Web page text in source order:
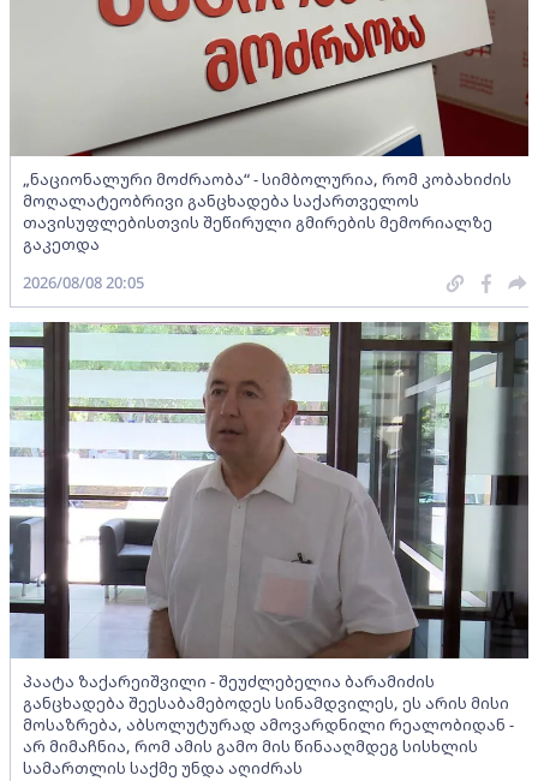
„ნაციონალური მოძრაობა“ - სიმბოლურია, რომ კობახიძის
მოღალატეობრივი განცხადება საქართველოს
თავისუფლებისთვის შეწირული გმირების მემორიალზე
გაკეთდა
2026/08/08 20:05
პაატა ზაქარეიშვილი - შეუძლებელია ბარამიძის
განცხადება შეესაბამებოდეს სინამდვილეს, ეს არის მისი
მოსაზრება, აბსოლუტურად ამოვარდნილი რეალობიდან -
არ მიმაჩნია, რომ ამის გამო მის წინააღმდეგ სისხლის
სამართლის საქმე უნდა აღიძრას